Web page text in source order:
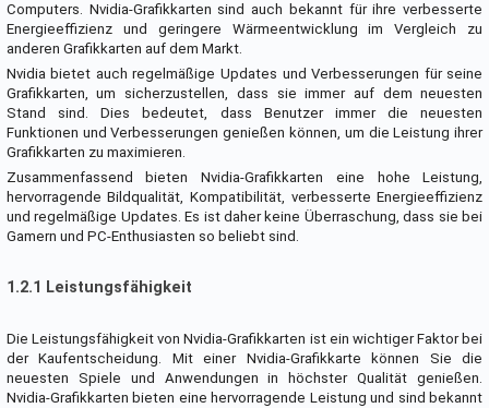
Computers. Nvidia-Grafikkarten sind auch bekannt für ihre verbesserte
Energieeffizienz und geringere Wärmeentwicklung im Vergleich zu
anderen Grafikkarten auf dem Markt.
Nvidia bietet auch regelmäßige Updates und Verbesserungen für seine
Grafikkarten, um sicherzustellen, dass sie immer auf dem neuesten
Stand sind. Dies bedeutet, dass Benutzer immer die neuesten
Funktionen und Verbesserungen genießen können, um die Leistung ihrer
Grafikkarten zu maximieren.
Zusammenfassend bieten Nvidia-Grafikkarten eine hohe Leistung,
hervorragende Bildqualität, Kompatibilität, verbesserte Energieeffizienz
und regelmäßige Updates. Es ist daher keine Überraschung, dass sie bei
Gamern und PC-Enthusiasten so beliebt sind.
1.2.1 Leistungsfähigkeit
Die Leistungsfähigkeit von Nvidia-Grafikkarten ist ein wichtiger Faktor bei
der Kaufentscheidung. Mit einer Nvidia-Grafikkarte können Sie die
neuesten Spiele und Anwendungen in höchster Qualität genießen.
Nvidia-Grafikkarten bieten eine hervorragende Leistung und sind bekannt